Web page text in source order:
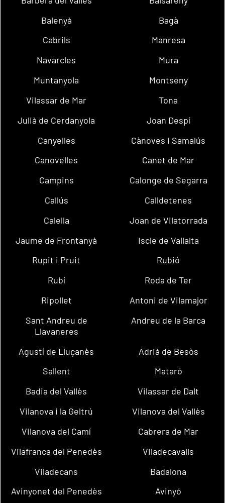
Balenyà
Bagà
Cabrils
Manresa
Navarcles
Mura
Muntanyola
Montseny
Vilassar de Mar
Tona
Julià de Cerdanyola
Joan Despí
Canyelles
Cànoves i Samalús
Canovelles
Canet de Mar
Campins
Calonge de Segarra
Callús
Calldetenes
Calella
Joan de Vilatorrada
Jaume de Frontanyà
Iscle de Vallalta
Rupit i Pruit
Rubió
Rubí
Roda de Ter
Ripollet
Antoni de Vilamajor
Sant Andreu de
Llavaneres
Andreu de la Barca
Agustí de Lluçanès
Adrià de Besòs
Sallent
Mataró
Badia del Vallès
Vilassar de Dalt
Vilanova i la Geltrú
Vilanova del Vallès
Vilanova del Camí
Cabrera de Mar
Vilafranca del Penedès
Viladecavalls
Viladecans
Badalona
Avinyonet del Penedès
Avinyó